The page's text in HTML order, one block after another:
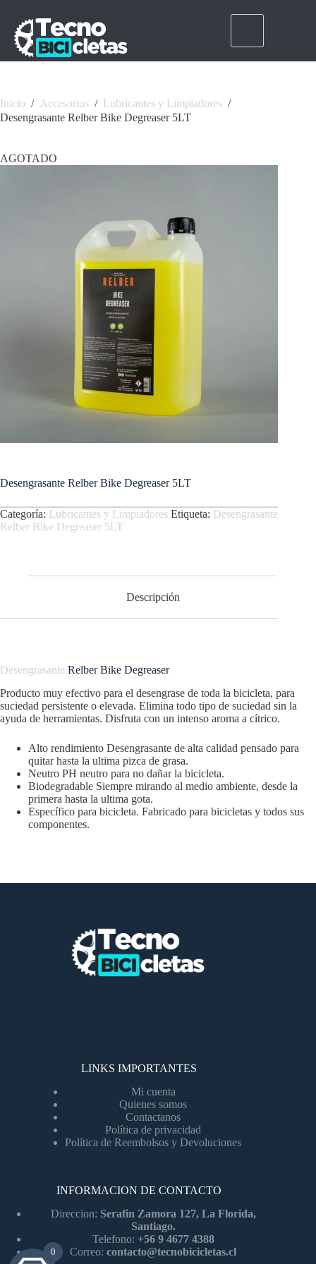
contenido
Inicio / Accesorios / Lubricantes y Limpiadores /
Desengrasante Relber Bike Degreaser 5LT
AGOTADO
Desengrasante Relber Bike Degreaser 5LT
Categoría: Lubricantes y Limpiadores Etiqueta: Desengrasante
Relber Bike Degreaser 5LT
Descripción
Desengrasante Relber Bike Degreaser
Producto muy efectivo para el desengrase de toda la bicicleta, para
suciedad persistente o elevada. Elimina todo tipo de suciedad sin la
ayuda de herramientas. Disfruta con un intenso aroma a cítrico.
Alto rendimiento Desengrasante de alta calidad pensado para
quitar hasta la ultima pizca de grasa.
Neutro PH neutro para no dañar la bicicleta.
Biodegradable Siempre mirando al medio ambiente, desde la
primera hasta la ultima gota.
Específico para bicicleta. Fabricado para bicicletas y todos sus
componentes.
LINKS IMPORTANTES
Mi cuenta
Quienes somos
Contactanos
Política de privacidad
Política de Reembolsos y Devoluciones
INFORMACION DE CONTACTO
Direccion: Serafin Zamora 127, La Florida,
Santiago.
Telefono: +56 9 4677 4388
Correo:contacto@tecnobicicletas.cl
0